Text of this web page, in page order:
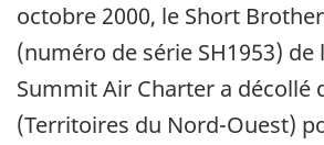
octobre 2000, le Short
(numéro de série SH1953)
Summit Air Charter a décollé
(Territoires du Nord-Ouest)